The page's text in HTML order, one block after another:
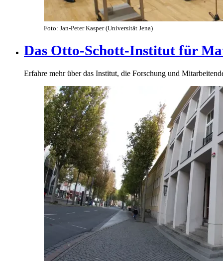
Foto: Jan-Peter Kasper (Universität Jena)
Das Otto-Schott-Institut für
Erfahre mehr über das Institut, die Forschung und